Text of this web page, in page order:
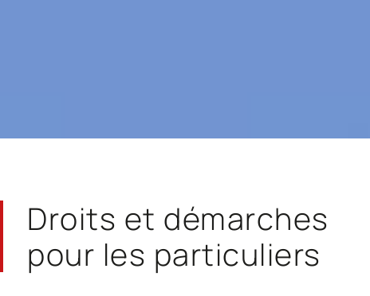
Droits et démarches
pour les particuliers